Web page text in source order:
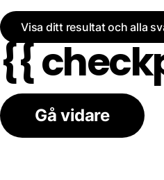
Visa ditt resultat och alla
{{
Gå vidare